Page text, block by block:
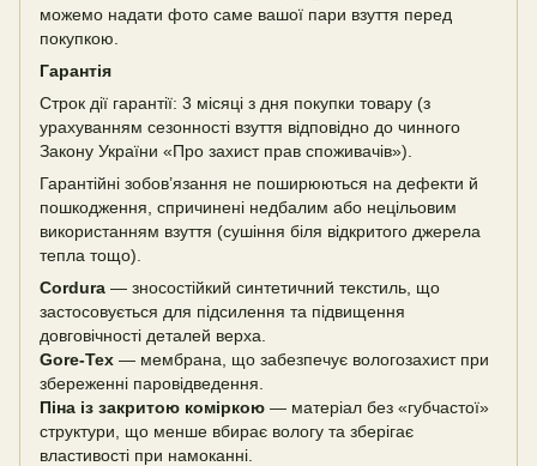
можемо надати фото саме вашої пари взуття перед
покупкою.
Гарантія
Строк дії гарантії: 3 місяці з дня покупки товару (з
урахуванням сезонності взуття відповідно до чинного
Закону України «Про захист прав споживачів»).
Гарантійні зобов’язання не поширюються на дефекти й
пошкодження, спричинені недбалим або нецільовим
використанням взуття (сушіння біля відкритого джерела
тепла тощо).
Cordura — зносостійкий синтетичний текстиль, що
застосовується для підсилення та підвищення
довговічності деталей верха.
Gore-Tex — мембрана, що забезпечує вологозахист при
збереженні паровідведення.
Піна із закритою коміркою — матеріал без «губчастої»
структури, що менше вбирає вологу та зберігає
властивості при намоканні.